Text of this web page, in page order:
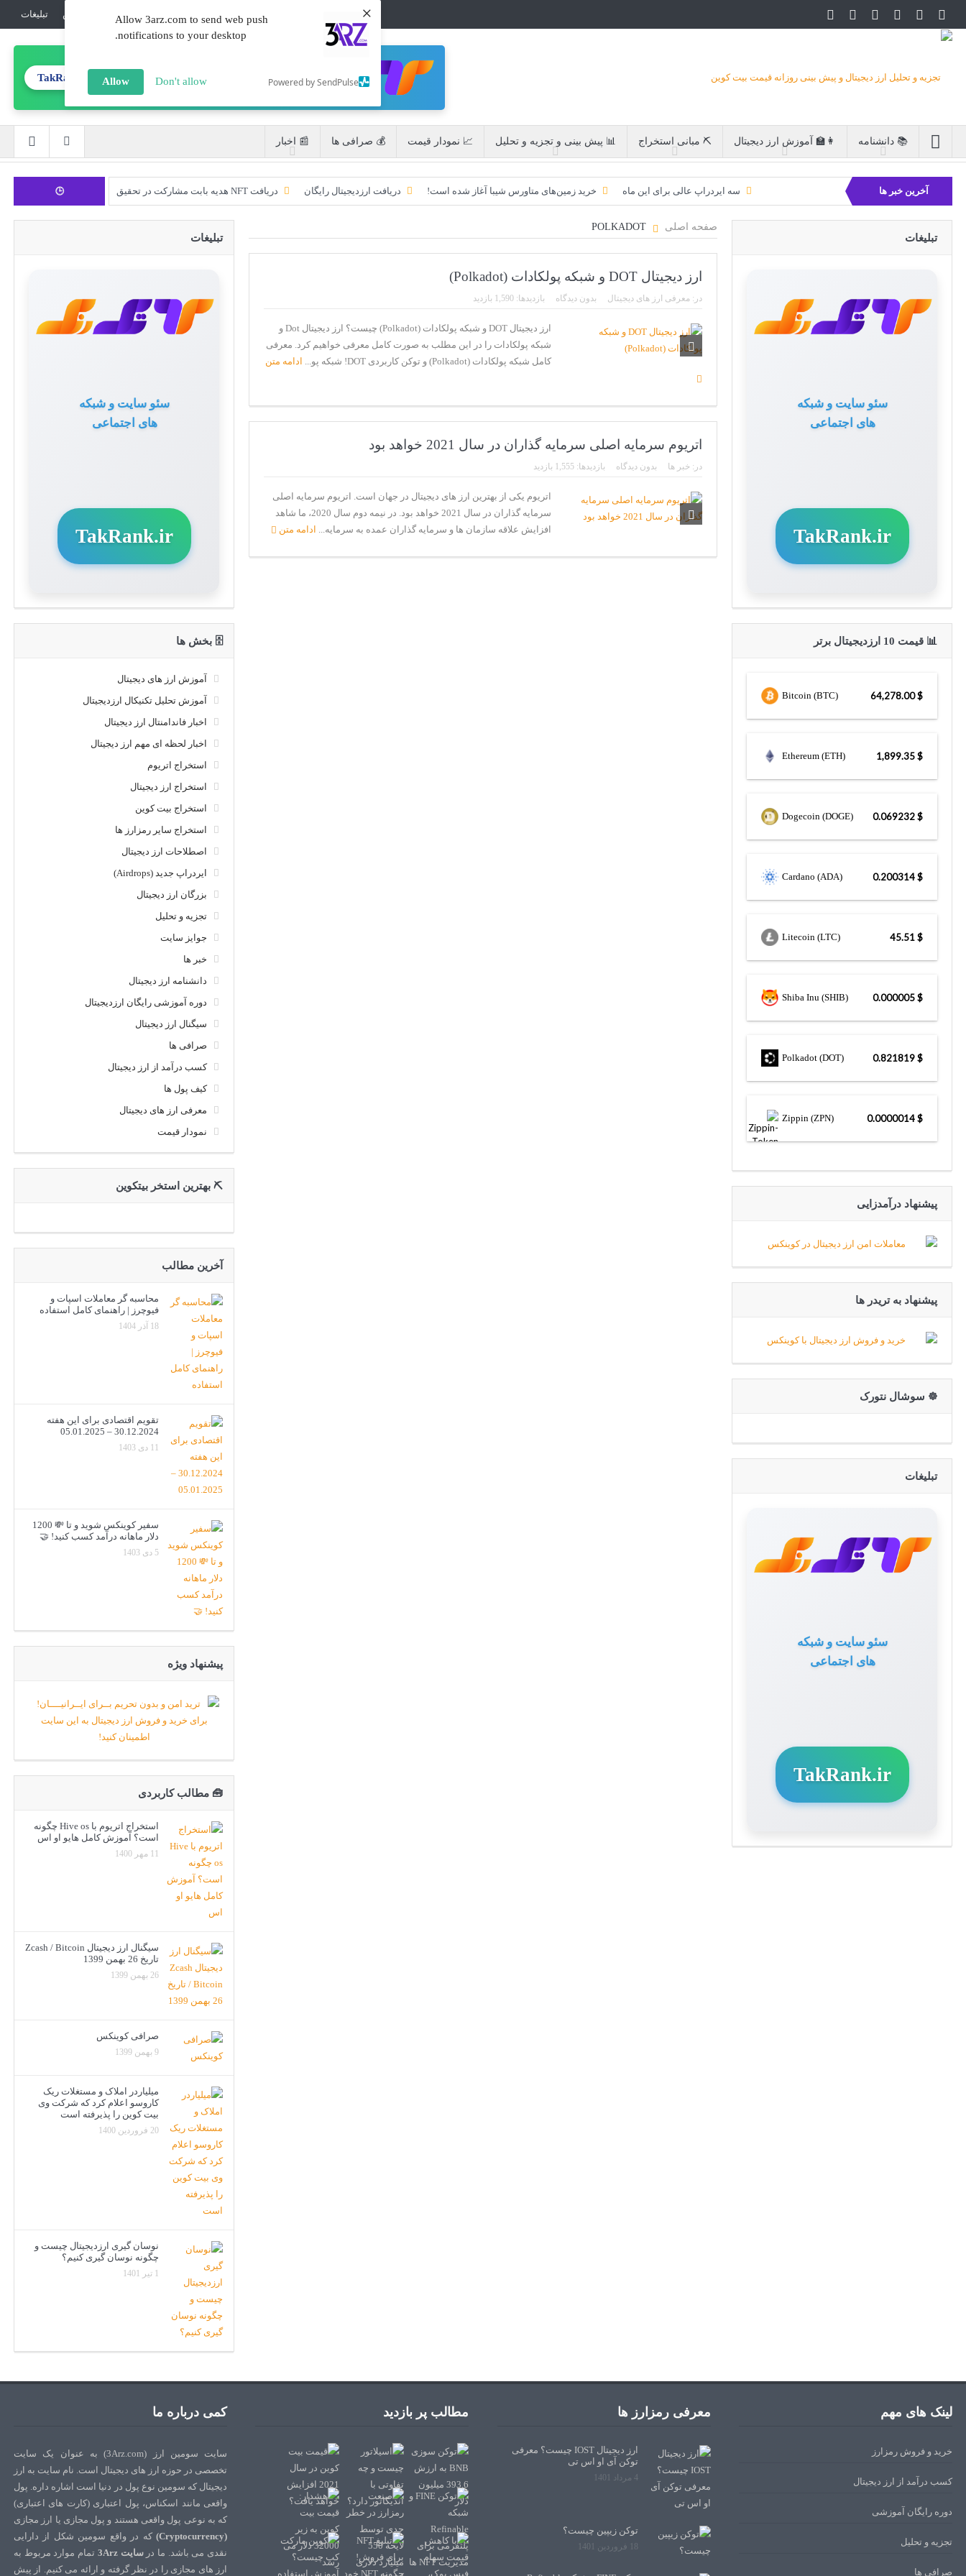
Allow 3arz.com to send web push
notifications to your desktop.
Powered by SendPulse
Don't allow
Allow
× 💎جوایز 🔏امنیت ☎️تماس تبلیغات‌
تولید محتوای تخصصی TakRank.ir
📚 دانشنامه 👩‍🏫 آموزش ارز دیجیتال ⛏ مبانی استخراج 📊 پیش بینی و تجزیه و تحلیل 📈 نمودار قیمت 💰 صرافی ها 📰 اخبار
آخرین خبر ها دریافت NFT هدیه بابت مشارکت در تحقیق دریافت ارزدیجیتال رایگان خرید زمین‌های متاورس شیبا آغاز شده است! سه ایردراپ عالی برای این ماه 🕒
صفحه اصلی
ارز دیجیتال DOT و شبکه پولکادات (Polkadot)
در: معرفی ارز های دیجیتال بدون دیدگاه بازدیدها: 1,590 بازدید
ارز دیجیتال DOT و شبکه پولکادات (Polkadot) چیست؟ ارز دیجیتال Dot و
شبکه پولکادات را در این مطلب به صورت کامل معرفی خواهیم کرد. معرفی
کامل شبکه پولکادات (Polkadot) و توکن کاربردی DOT! شبکه پو...
ادامه متن
اتریوم سرمایه اصلی سرمایه گذاران در سال 2021 خواهد بود
در: خبر ها بدون دیدگاه بازدیدها: 1,555 بازدید
اتریوم یکی از بهترین ارز های دیجیتال در جهان است. اتریوم سرمایه اصلی
سرمایه گذاران در سال 2021 خواهد بود. در نیمه دوم سال 2020، ما شاهد
افزایش علاقه سازمان ها و سرمایه گذاران عمده به سرمایه...
ادامه متن
تبلیغات
سئو سایت و شبکه
های اجتماعی
TakRank.ir
🗄 بخش ها
آموزش ارز های دیجیتال
آموزش تحلیل تکنیکال ارزدیجیتال
اخبار فاندامنتال ارز دیجیتال
اخبار لحظه ای مهم ارز دیجیتال
استخراج اتریوم
استخراج ارز دیجیتال
استخراج بیت کوین
استخراج سایر رمزارز ها
اصطلاحات ارز دیجیتال
ایردراپ جدید (Airdrops)
بزرگان ارز دیجیتال
تجزیه و تحلیل
جوایز سایت
خبر ها
دانشنامه ارز دیجیتال
دوره آموزشی رایگان ارزدیجیتال
سیگنال ارز دیجیتال
صرافی ها
کسب درآمد از ارز دیجیتال
کیف پول ها
معرفی ارز های دیجیتال
نمودار قیمت
⛏ بهترین استخر بیتکوین
آخرین مطالب
محاسبه گر معاملات اسپات و
فیوچرز | راهنمای کامل استفاده
18 آذر 1404
تقویم اقتصادی برای این هفته
30.12.2024 – 05.01.2025
11 دی 1403
سفیر کوینکس شوید و تا 💸 1200
دلار ماهانه درآمد کسب کنید! 🤝
5 دی 1403
پیشنهاد ویژه
🧰 مطالب کاربردی
استخراج اتریوم با Hive os چگونه
است؟ آموزش کامل هایو او اس
11 مهر 1400
سیگنال ارز دیجیتال Zcash / Bitcoin
تاریخ 26 بهمن 1399
26 بهمن 1399
صرافی کوینکس
9 بهمن 1399
میلیاردر املاک و مستغلات ریک
کاروسو اعلام کرد که شرکت وی
بیت کوین را پذیرفته است
20 فروردین 1400
نوسان گیری ارزدیجیتال چیست و
چگونه نوسان گیری کنیم؟
1 تیر 1401
تبلیغات
سئو سایت و شبکه
های اجتماعی
TakRank.ir
📊 قیمت 10 ارزدیجیتال برتر
Bitcoin (BTC) $ 64,278.00
Ethereum (ETH) $ 1,899.35
Dogecoin (DOGE) $ 0.069232
Cardano (ADA) $ 0.200314
Litecoin (LTC) $ 45.51
Shiba Inu (SHIB) $ 0.000005
Polkadot (DOT) $ 0.821819
Zippin (ZPN) $ 0.0000014
پیشنهاد درآمدزایی
پیشنهاد به تریدر ها
☸️ سوشال نتورک
تبلیغات
سئو سایت و شبکه
های اجتماعی
TakRank.ir
لینک های مهم
خرید و فروش رمزارز
کسب درآمد از ارز دیجیتال
دوره رایگان آموزشی
تجزیه و تحلیل
صرافی ها
معرفی رمزارز ها
ارز دیجیتال IOST چیست؟ معرفی
توکن آی او اس تی
4 مرداد 1401
توکن زیپین چیست؟
مطالب پر بازدید کمی درباره ما
سایت سومین ارز (3Arz.com) به عنوان یک سایت
تخصصی در حوزه ارز های دیجیتال است. نام سایت به ارز
دیجیتال که سومین نوع پول در دنیا است اشاره داره. پول
واقعی مانند اسکناس، پول اعتباری (کارت های اعتباری)
که به نوعی پول واقعی هستند و پول مجازی یا ارز مجازی
(Cryptocurrency)
که در واقع سومین شکل از دارایی
نقدی می باشد. ما درسایت 3Arz
تمام موارد مربوط به
ارز های مجازی را در نظر گرفته و ارائه می کنیم. از پیش